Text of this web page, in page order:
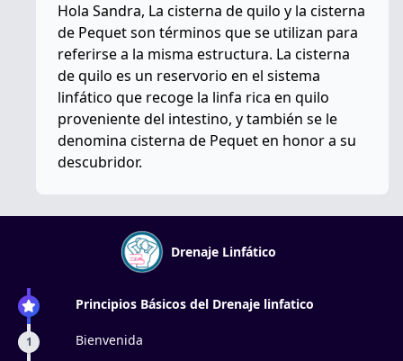
Hola Sandra, La cisterna de quilo y la cisterna
de Pequet son términos que se utilizan para
referirse a la misma estructura. La cisterna
de quilo es un reservorio en el sistema
linfático que recoge la linfa rica en quilo
proveniente del intestino, y también se le
denomina cisterna de Pequet en honor a su
descubridor.
Drenaje Linfático
Principios Básicos del Drenaje linfatico
1 Bienvenida